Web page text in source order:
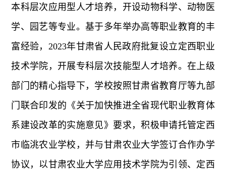
本科层次应用型人才培养，开设动物科学、动物医
学、园艺等专业。基于多年举办高等职业教育的丰
富经验，2023年甘肃省人民政府批复设立定西职业
技术学院，开展专科层次技能型人才培养。在上级
部门的精心指导下，学校按照甘肃省教育厅等九部
门联合印发的《关于加快推进全省现代职业教育体
系建设改革的实施意见》要求，积极申请托管定西
市临洮农业学校，并与甘肃农业大学签订合作办学
协议，以甘肃农业大学应用技术学院为引领、定西